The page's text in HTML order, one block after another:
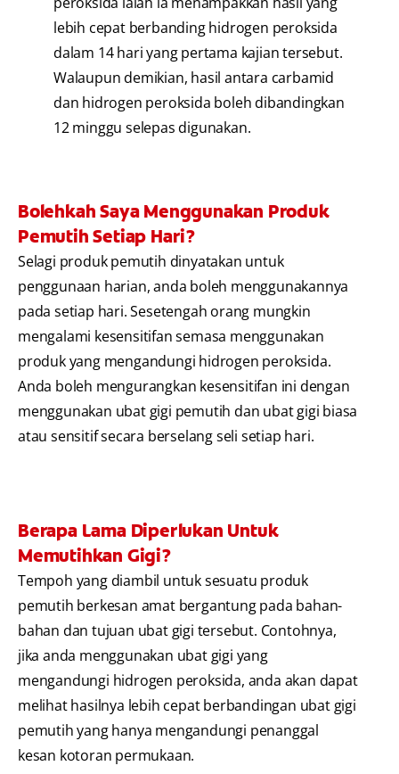
lebih cepat berbanding hidrogen peroksida
dalam 14 hari yang pertama kajian tersebut.
Walaupun demikian, hasil antara carbamid
dan hidrogen peroksida boleh dibandingkan
12 minggu selepas digunakan.
Bolehkah Saya Menggunakan Produk
Pemutih Setiap Hari?
Selagi produk pemutih dinyatakan untuk
penggunaan harian, anda boleh menggunakannya
pada setiap hari. Sesetengah orang mungkin
mengalami kesensitifan semasa menggunakan
produk yang mengandungi hidrogen peroksida.
Anda boleh mengurangkan kesensitifan ini dengan
menggunakan ubat gigi pemutih dan ubat gigi biasa
atau sensitif secara berselang seli setiap hari.
Berapa Lama Diperlukan Untuk
Memutihkan Gigi?
Tempoh yang diambil untuk sesuatu produk
pemutih berkesan amat bergantung pada bahan-
bahan dan tujuan ubat gigi tersebut. Contohnya,
jika anda menggunakan ubat gigi yang
mengandungi hidrogen peroksida, anda akan dapat
melihat hasilnya lebih cepat berbandingan ubat gigi
pemutih yang hanya mengandungi penanggal
kesan kotoran permukaan.